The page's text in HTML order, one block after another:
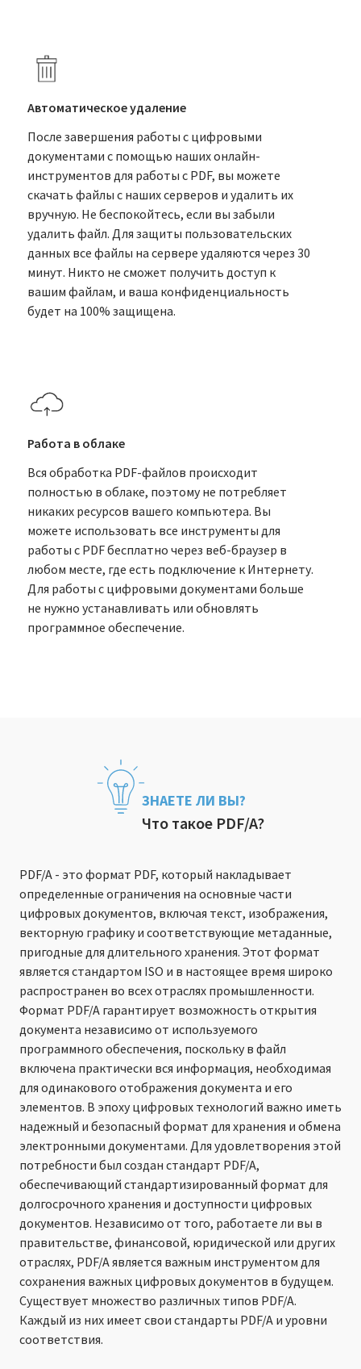
Автоматическое удаление
После завершения работы с цифровыми
документами с помощью наших онлайн-
инструментов для работы с PDF, вы можете
скачать файлы с наших серверов и удалить их
вручную. Не беспокойтесь, если вы забыли
удалить файл. Для защиты пользовательских
данных все файлы на сервере удаляются через 30
минут. Никто не сможет получить доступ к
вашим файлам, и ваша конфиденциальность
будет на 100% защищена.
Работа в облаке
Вся обработка PDF-файлов происходит
полностью в облаке, поэтому не потребляет
никаких ресурсов вашего компьютера. Вы
можете использовать все инструменты для
работы с PDF бесплатно через веб-браузер в
любом месте, где есть подключение к Интернету.
Для работы с цифровыми документами больше
не нужно устанавливать или обновлять
программное обеспечение.
ЗНАЕТЕ ЛИ ВЫ?
Что такое PDF/A?
PDF/A - это формат PDF, который накладывает
определенные ограничения на основные части
цифровых документов, включая текст, изображения,
векторную графику и соответствующие метаданные,
пригодные для длительного хранения. Этот формат
является стандартом ISO и в настоящее время широко
распространен во всех отраслях промышленности.
Формат PDF/A гарантирует возможность открытия
документа независимо от используемого
программного обеспечения, поскольку в файл
включена практически вся информация, необходимая
для одинакового отображения документа и его
элементов. В эпоху цифровых технологий важно иметь
надежный и безопасный формат для хранения и обмена
электронными документами. Для удовлетворения этой
потребности был создан стандарт PDF/A,
обеспечивающий стандартизированный формат для
долгосрочного хранения и доступности цифровых
документов. Независимо от того, работаете ли вы в
правительстве, финансовой, юридической или других
отраслях, PDF/A является важным инструментом для
сохранения важных цифровых документов в будущем.
Существует множество различных типов PDF/A.
Каждый из них имеет свои стандарты PDF/A и уровни
соответствия.